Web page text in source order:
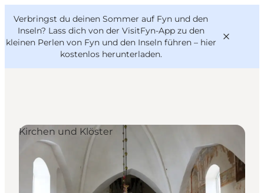
Verbringst du deinen Sommer auf Fyn und den
Inseln? Lass dich von der VisitFyn-App zu den
kleinen Perlen von Fyn und den Inseln führen – hier
kostenlos herunterladen.
Reise Ideen
Outdoor & bike
Essen & trinken
Übernachtung
VisitFyn
Deutsch
Kirchen und Klöster